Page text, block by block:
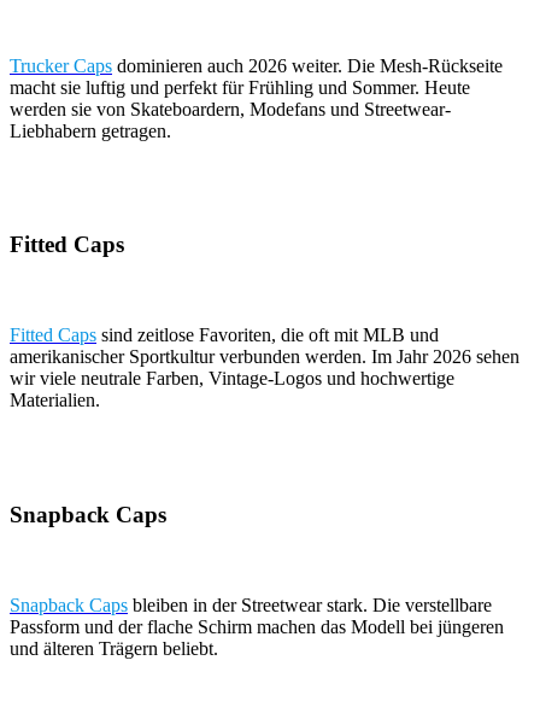
Trucker Caps dominieren auch 2026 weiter. Die Mesh-Rückseite
macht sie luftig und perfekt für Frühling und Sommer. Heute
werden sie von Skateboardern, Modefans und Streetwear-
Liebhabern getragen.
Fitted Caps
Fitted Caps sind zeitlose Favoriten, die oft mit MLB und
amerikanischer Sportkultur verbunden werden. Im Jahr 2026 sehen
wir viele neutrale Farben, Vintage-Logos und hochwertige
Materialien.
Snapback Caps
Snapback Caps bleiben in der Streetwear stark. Die verstellbare
Passform und der flache Schirm machen das Modell bei jüngeren
und älteren Trägern beliebt.